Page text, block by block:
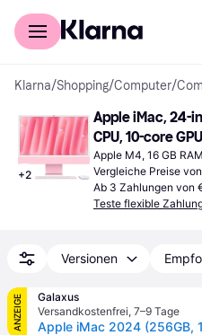
Für Shopper
Klarna/Shopping/Computer/
+2
Apple iMac, 24-
CPU, 10-core
256GB SSD
Apple M4, 16 GB RAM
Vergleiche Preise von
Ab 3 Zahlungen von
Teste flexible
Versionen
ANZEIGE
Galaxus
Versandkostenfrei, 7–9 Tage